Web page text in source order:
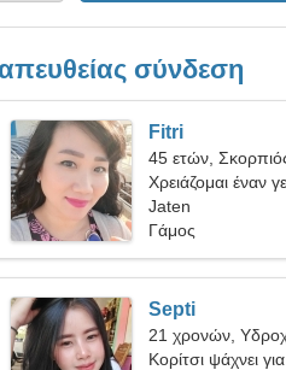
σύνδεση
Fitri
45 ετών,
Χρειάζομαι έναν
μου
Jaten
Γάμος
Septi
21 χρονών,
Κορίτσι ψάχνει